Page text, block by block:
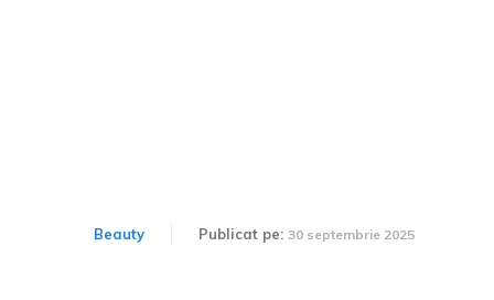
Beauty Publicat pe: 30 septembrie 2025